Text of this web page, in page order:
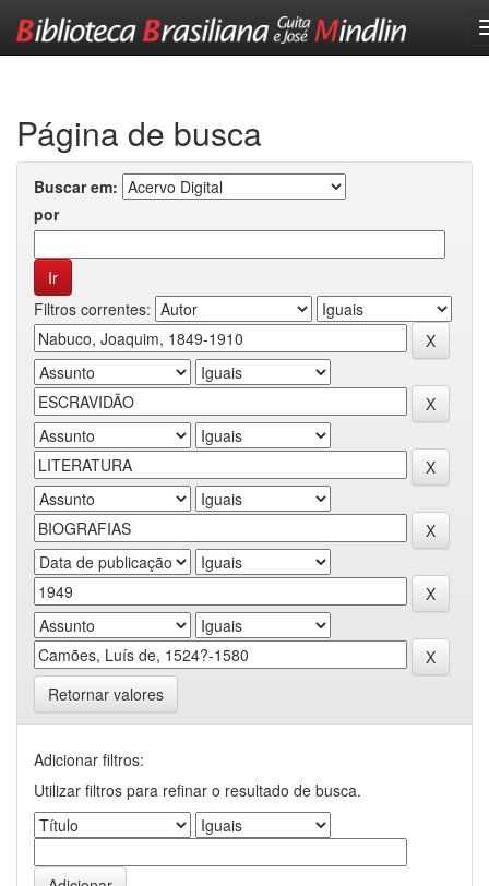
Página de busca
Buscar em:
por
Filtros correntes:
Retornar valores
Adicionar filtros:
Utilizar filtros para refinar o resultado de busca.